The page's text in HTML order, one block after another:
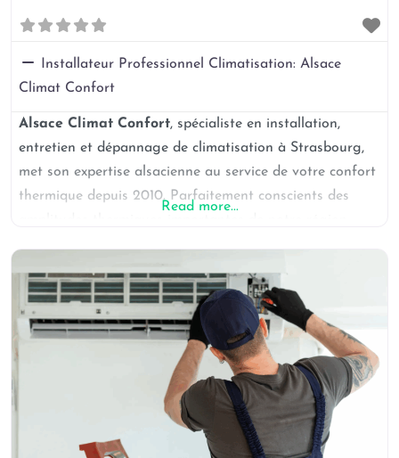
Installateur Professionnel Climatisation: Alsace
Climat Confort
Alsace Climat Confort, spécialiste en installation,
entretien et dépannage de climatisation à Strasbourg,
met son expertise alsacienne au service de votre confort
thermique depuis 2010. Parfaitement conscients des
performants aussi bien en climatisation estivale qu’en
chauffage hivernal. Nous intervenons dans tout le Bas-
Rhin : Strasbourg centre, Cronenbourg, Schiltigheim,
Illkirch-Graffenstaden, Haguenau et jusqu’à Sélestat.
Notre spécialité réside dans l’installation de pompes à
chaleur air-air haute performance adaptées aux hivers
rigoureux alsaciens, avec des COP supérieurs à 4 même
par -10°C. Revendeurs officiels Viessmann, Bosch et
Read more...